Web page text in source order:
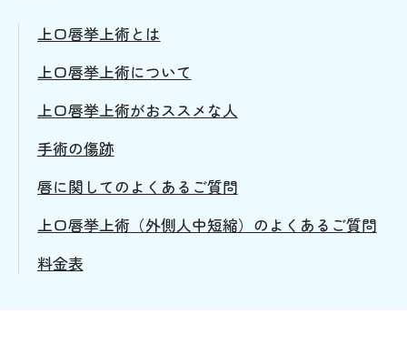
上口唇挙上術とは
上口唇挙上術について
上口唇挙上術がおススメな人
手術の傷跡
唇に関してのよくあるご質問
上口唇挙上術（外側人中短縮）のよくあるご質問
料金表